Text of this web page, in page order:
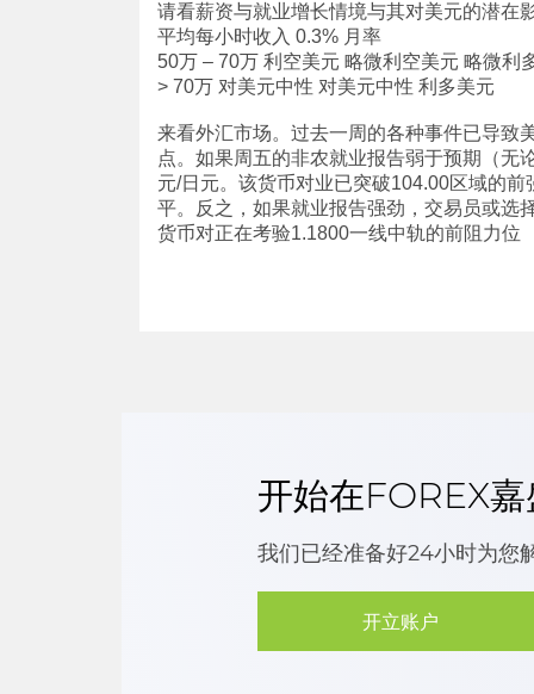
请看薪资与就业增长情境与其对美元的潜在
平均每小时收入 0.3% 月率
50万 – 70万 利空美元 略微利空美元 略微利
> 70万 对美元中性 对美元中性 利多美元
来看外汇市场。过去一周的各种事件已导致
点。如果周五的非农就业报告弱于预期（无
元/日元。该货币对业已突破104.00区域的
平。反之，如果就业报告强劲，交易员或选
货币对正在考验1.1800一线中轨的前阻力位
开始在FOREX
我们已经准备好24小时为您
开立账户